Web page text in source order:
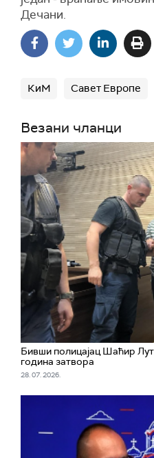
Дечани.
КиМ Савет Европе
Везани чланци
Бивши полицајац Шаћир
година затвора
28. 07. 2026.